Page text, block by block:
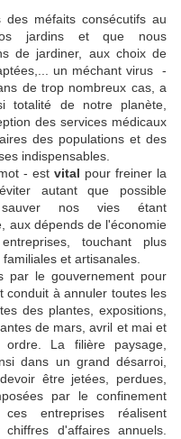
méfaits consécutifs au
jardins et que nous
de jardiner, aux choix de
un méchant virus -
de trop nombreux cas, a
totalité de notre planète,
des services médicaux
des populations et des
indispensables.
- est vital pour freiner la
autant que possible
nos vies étant
aux dépends de l'économie
touchant plus
et artisanales.
par le gouvernement pour
conduit à annuler toutes les
des plantes, expositions,
de mars, avril et mai et
La filière paysage,
dans un grand désarroi,
être jetées, perdues,
par le confinement
entreprises réalisent
d'affaires annuels.